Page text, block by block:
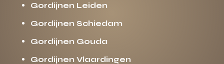
Gordijnen Leiden
Gordijnen Schiedam
Gordijnen Gouda
Gordijnen Vlaardingen